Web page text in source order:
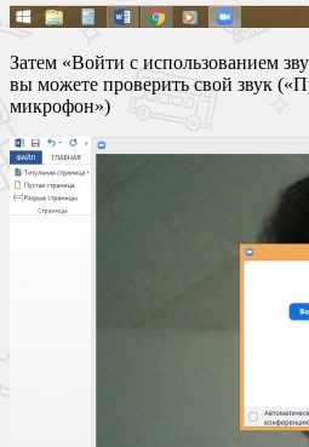
Затем «Войти с использованием
вы можете проверить свой звук
микрофон»)